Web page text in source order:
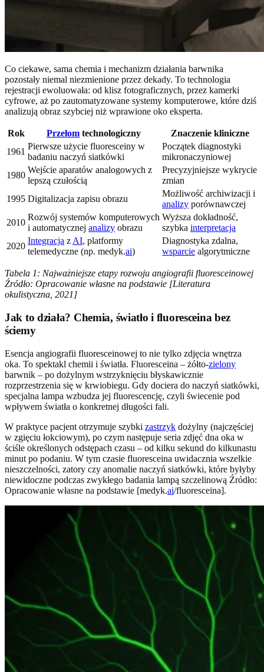
Co ciekawe, sama chemia i mechanizm działania barwnika
pozostały niemal niezmienione przez dekady. To technologia
rejestracji ewoluowała: od klisz fotograficznych, przez kamerki
cyfrowe, aż po zautomatyzowane systemy komputerowe, które dziś
analizują obraz szybciej niż wprawione oko eksperta.
Rok Przełom technologiczny
Znaczenie kliniczne
1961
Pierwsze użycie fluoresceiny w
badaniu naczyń siatkówki
Początek diagnostyki
mikronaczyniowej
1980
Wejście aparatów analogowych z
lepszą czułością
Precyzyjniejsze wykrycie
zmian
1995 Digitalizacja zapisu obrazu
Możliwość archiwizacji i
analizy porównawczej
2010
Rozwój systemów komputerowych
i automatycznej analizy obrazu
Wyższa dokładność,
szybka interpretacja
2020
Integracja z AI, platformy
telemedyczne (np. medyk.ai)
Diagnostyka zdalna,
wsparcie algorytmiczne
Tabela 1: Najważniejsze etapy rozwoju angiografii fluoresceinowej
Źródło: Opracowanie własne na podstawie [Literatura
okulistyczna, 2021]
Jak to działa? Chemia, światło i fluoresceina bez
ściemy
Esencja angiografii fluoresceinowej to nie tylko zdjęcia wnętrza
oka. To spektakl chemii i światła. Fluoresceina – żółto-zielony
barwnik – po dożylnym wstrzyknięciu błyskawicznie
rozprzestrzenia się w krwiobiegu. Gdy dociera do naczyń siatkówki,
specjalna lampa wzbudza jej fluorescencję, czyli świecenie pod
wpływem światła o konkretnej długości fali.
W praktyce pacjent otrzymuje szybki zastrzyk dożylny (najczęściej
w zgięciu łokciowym), po czym następuje seria zdjęć dna oka w
ściśle określonych odstępach czasu – od kilku sekund do kilkunastu
minut po podaniu. W tym czasie fluoresceina uwidacznia wszelkie
nieszczelności, zatory czy anomalie naczyń siatkówki, które byłyby
niewidoczne podczas zwykłego badania lampą szczelinową Źródło:
Opracowanie własne na podstawie [medyk.ai/fluoresceina].